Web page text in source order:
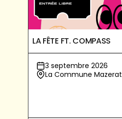
LA FÊTE FT. COMPASS
3 septembre 2026
La Commune Mazerat